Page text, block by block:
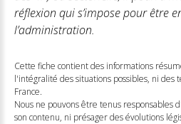
réflexion qui s’impose pour être
l’administration.
Cette fiche contient des informations
l'intégralité des situations possibles, ni des
France.
Nous ne pouvons être tenus
son contenu, ni présager des évolutions